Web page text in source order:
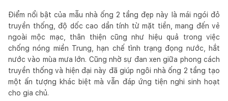
Điểm nổi bật của mẫu nhà ống 2 tầng đẹp này là mái ngói đỏ
truyền thống, độ dốc cao dần tính từ mặt tiền, mang đến vẻ
ngoài mộc mạc, thân thiện cũng như hiệu quả trong việc
chống nóng miền Trung, hạn chế tình trạng đọng nước, hắt
nước vào mùa mưa lớn. Cũng nhờ sự đan xen giữa phong cách
truyền thống và hiện đại này đã giúp ngôi nhà ống 2 tầng tạo
một ấn tượng khác biệt mà vẫn đáp ứng tiện nghi sinh hoạt
cho gia chủ.